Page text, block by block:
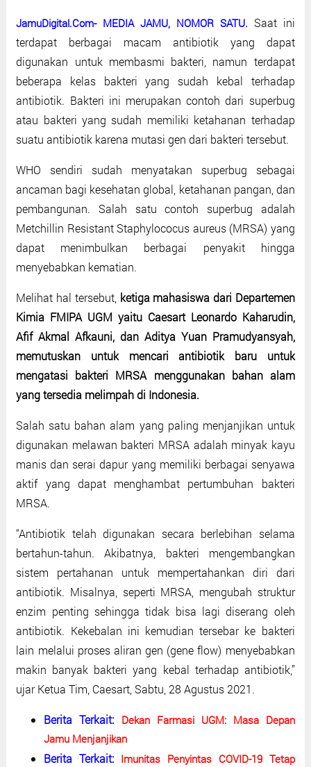
JamuDigital.Com- MEDIA JAMU, NOMOR SATU. Saat ini
terdapat berbagai macam antibiotik yang dapat
digunakan untuk membasmi bakteri, namun terdapat
beberapa kelas bakteri yang sudah kebal terhadap
antibiotik. Bakteri ini merupakan contoh dari superbug
atau bakteri yang sudah memiliki ketahanan terhadap
suatu antibiotik karena mutasi gen dari bakteri tersebut.
WHO sendiri sudah menyatakan superbug sebagai
ancaman bagi kesehatan global, ketahanan pangan, dan
pembangunan. Salah satu contoh superbug adalah
Metchillin Resistant Staphylococus aureus (MRSA) yang
dapat menimbulkan berbagai penyakit hingga
menyebabkan kematian.
Melihat hal tersebut, ketiga mahasiswa dari Departemen
Kimia FMIPA UGM yaitu Caesart Leonardo Kaharudin,
Afif Akmal Afkauni, dan Aditya Yuan Pramudyansyah,
memutuskan untuk mencari antibiotik baru untuk
mengatasi bakteri MRSA menggunakan bahan alam
yang tersedia melimpah di Indonesia.
Salah satu bahan alam yang paling menjanjikan untuk
digunakan melawan bakteri MRSA adalah minyak kayu
manis dan serai dapur yang memiliki berbagai senyawa
aktif yang dapat menghambat pertumbuhan bakteri
MRSA.
“Antibiotik telah digunakan secara berlebihan selama
bertahun-tahun. Akibatnya, bakteri mengembangkan
sistem pertahanan untuk mempertahankan diri dari
antibiotik. Misalnya, seperti MRSA, mengubah struktur
enzim penting sehingga tidak bisa lagi diserang oleh
antibiotik. Kekebalan ini kemudian tersebar ke bakteri
lain melalui proses aliran gen (gene flow) menyebabkan
makin banyak bakteri yang kebal terhadap antibiotik,”
ujar Ketua Tim, Caesart, Sabtu, 28 Agustus 2021.
Berita Terkait: Dekan Farmasi UGM: Masa Depan
Jamu Menjanjikan
Berita Terkait: Imunitas Penyintas COVID-19 Tetap